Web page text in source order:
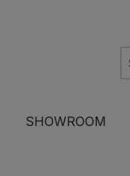
SHOWROOM